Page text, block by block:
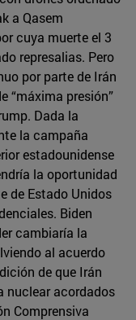
a Qasem
cuya muerte el 3
represalias. Pero
por parte de Irán
“máxima presión”
Dada la
la campaña
estadounidense
la oportunidad
de Estado Unidos
Biden
cambiaría la
al acuerdo
de que Irán
nuclear acordados
Comprensiva